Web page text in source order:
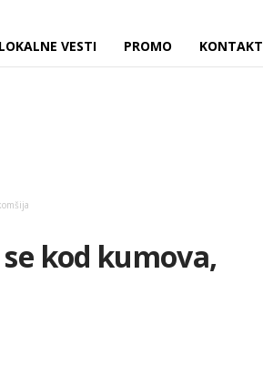
LOKALNE VESTI PROMO KONTAKT
kod kumova,